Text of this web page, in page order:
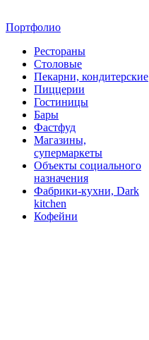
Портфолио
Рестораны
Столовые
Пекарни, кондитерские
Пиццерии
Гостиницы
Бары
Фастфуд
Магазины,
супермаркеты
Объекты социального
назначения
Фабрики-кухни, Dark
kitchen
Кофейни